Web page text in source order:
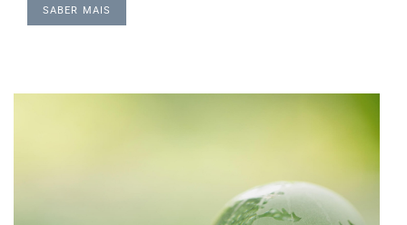
SABER MAIS